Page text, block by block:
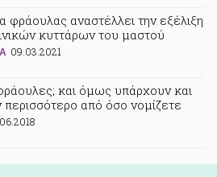
φράουλας αναστέλλει την εξέλιξη
κυττάρων του μαστού
09.03.2021
και όμως υπάρχουν και
περισσότερο από όσο νομίζετε